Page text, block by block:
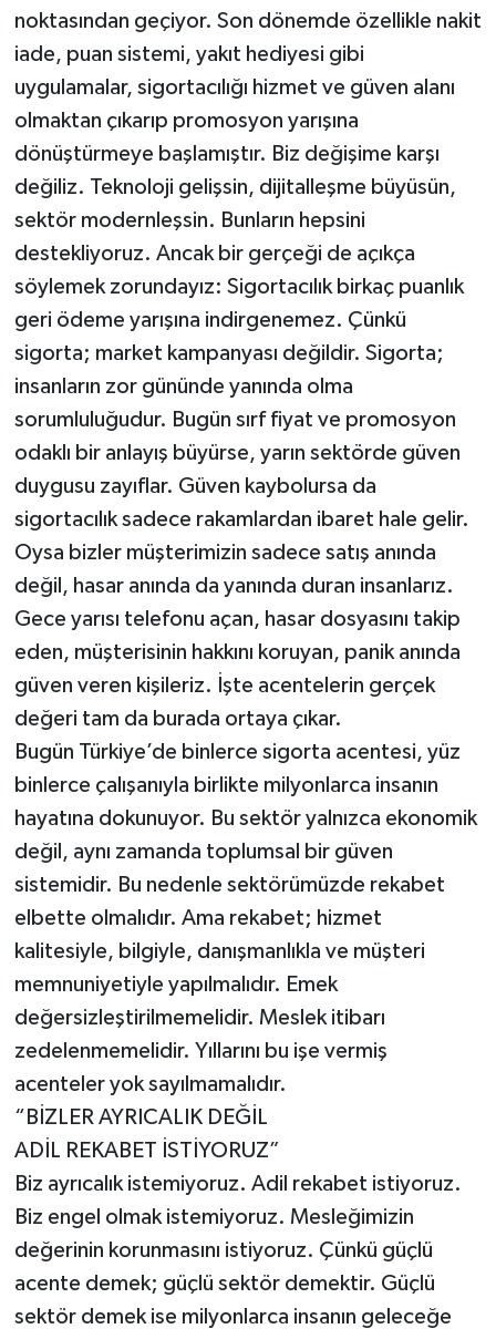
noktasından geçiyor. Son dönemde özellikle nakit
iade, puan sistemi, yakıt hediyesi gibi
uygulamalar, sigortacılığı hizmet ve güven alanı
olmaktan çıkarıp promosyon yarışına
dönüştürmeye başlamıştır. Biz değişime karşı
değiliz. Teknoloji gelişsin, dijitalleşme büyüsün,
sektör modernleşsin. Bunların hepsini
destekliyoruz. Ancak bir gerçeği de açıkça
söylemek zorundayız: Sigortacılık birkaç puanlık
geri ödeme yarışına indirgenemez. Çünkü
sigorta; market kampanyası değildir. Sigorta;
insanların zor gününde yanında olma
sorumluluğudur. Bugün sırf fiyat ve promosyon
odaklı bir anlayış büyürse, yarın sektörde güven
duygusu zayıflar. Güven kaybolursa da
sigortacılık sadece rakamlardan ibaret hale gelir.
Oysa bizler müşterimizin sadece satış anında
değil, hasar anında da yanında duran insanlarız.
Gece yarısı telefonu açan, hasar dosyasını takip
eden, müşterisinin hakkını koruyan, panik anında
güven veren kişileriz. İşte acentelerin gerçek
değeri tam da burada ortaya çıkar.
Bugün Türkiye’de binlerce sigorta acentesi, yüz
binlerce çalışanıyla birlikte milyonlarca insanın
hayatına dokunuyor. Bu sektör yalnızca ekonomik
değil, aynı zamanda toplumsal bir güven
sistemidir. Bu nedenle sektörümüzde rekabet
elbette olmalıdır. Ama rekabet; hizmet
kalitesiyle, bilgiyle, danışmanlıkla ve müşteri
memnuniyetiyle yapılmalıdır. Emek
değersizleştirilmemelidir. Meslek itibarı
zedelenmemelidir. Yıllarını bu işe vermiş
acenteler yok sayılmamalıdır.
“BİZLER AYRICALIK DEĞİL
ADİL REKABET İSTİYORUZ”
Biz ayrıcalık istemiyoruz. Adil rekabet istiyoruz.
Biz engel olmak istemiyoruz. Mesleğimizin
değerinin korunmasını istiyoruz. Çünkü güçlü
acente demek; güçlü sektör demektir. Güçlü
sektör demek ise milyonlarca insanın geleceğe